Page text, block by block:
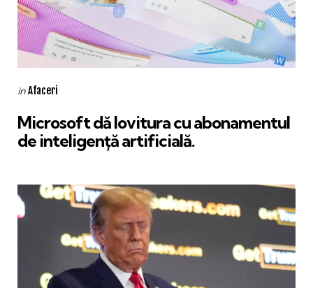
Categories
Posted
inAfaceri
Microsoft dă lovitura cu abonamentul
de inteligență artificială.